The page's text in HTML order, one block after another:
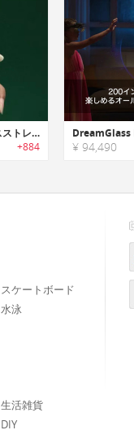
Y DRIVE｜大容量ワイヤレスストレージデバイス「Yドライブ」
+884 ¥ 94,490
スケートボード
水泳
生活雑貨
DIY